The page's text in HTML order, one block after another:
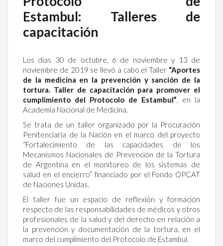
Estambul: Talleres de
capacitación
Los días 30 de octubre, 6 de noviembre y 13 de
noviembre de 2019 se llevó a cabo el Taller “Aportes
de la medicina en la prevención y sanción de la
tortura. Taller de capacitación para promover el
cumplimiento del Protocolo de Estambul”, en la
Academia Nacional de Medicina.
Se trata de un taller organizado por la Procuración
Penitenciaria de la Nación en el marco del proyecto
“Fortalecimiento de las capacidades de los
Mecanismos Nacionales de Prevención de la Tortura
de Argentina en el monitoreo de los sistemas de
salud en el encierro” financiado por el Fondo OPCAT
de Naciones Unidas.
El taller fue un espacio de reflexión y formación
respecto de las responsabilidades de médicos y otros
profesionales de la salud y del derecho en relación a
la prevención y documentación de la tortura, en el
marco del cumplimiento del Protocolo de Estambul.